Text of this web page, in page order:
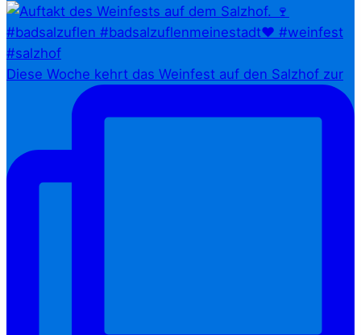
Diese Woche kehrt das Weinfest auf den Salzhof zur